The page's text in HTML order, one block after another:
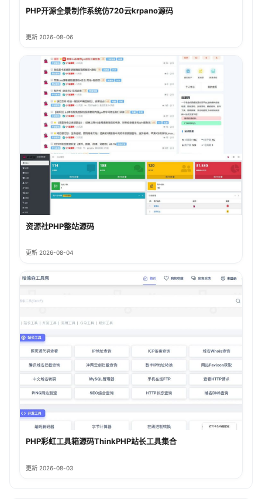
PHP开源全景制作系统仿720云krpano源码
更新 2026-08-06
资源社PHP整站源码
更新 2026-08-04
PHP彩虹工具箱源码ThinkPHP站长工具集合
更新 2026-08-03